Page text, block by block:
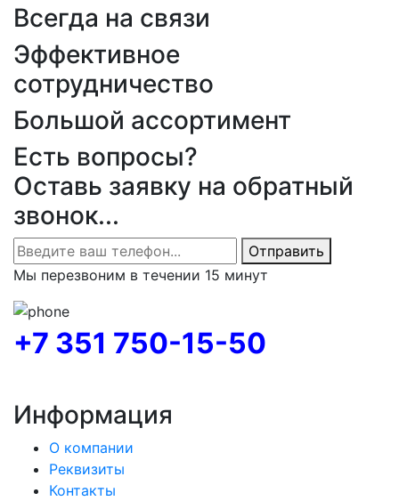
Всегда на связи
Эффективное
сотрудничество
Большой ассортимент
Есть вопросы?
Оставь заявку на обратный
звонок...
Отправить
Мы перезвоним в течении 15 минут
+7 351 750-15-50
Информация
О компании
Реквизиты
Контакты